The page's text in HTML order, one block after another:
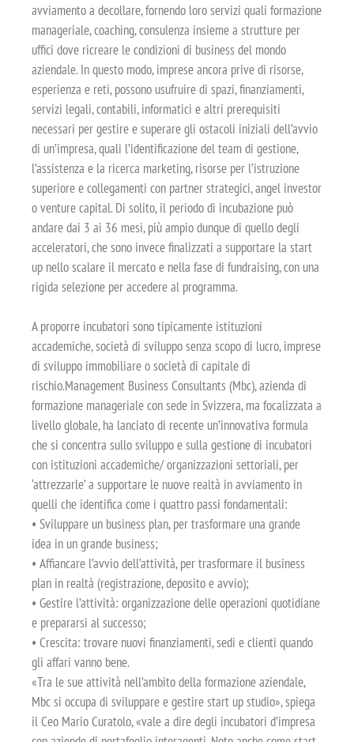
avviamento a decollare, fornendo loro servizi quali formazione
manageriale, coaching, consulenza insieme a strutture per
uffici dove ricreare le condizioni di business del mondo
aziendale. In questo modo, imprese ancora prive di risorse,
esperienza e reti, possono usufruire di spazi, finanziamenti,
servizi legali, contabili, informatici e altri prerequisiti
necessari per gestire e superare gli ostacoli iniziali dell’avvio
di un’impresa, quali l’identificazione del team di gestione,
l’assistenza e la ricerca marketing, risorse per l’istruzione
superiore e collegamenti con partner strategici, angel investor
o venture capital. Di solito, il periodo di incubazione può
andare dai 3 ai 36 mesi, più ampio dunque di quello degli
acceleratori, che sono invece finalizzati a supportare la start
up nello scalare il mercato e nella fase di fundraising, con una
rigida selezione per accedere al programma.
A proporre incubatori sono tipicamente istituzioni
accademiche, società di sviluppo senza scopo di lucro, imprese
di sviluppo immobiliare o società di capitale di
rischio.Management Business Consultants (Mbc), azienda di
formazione manageriale con sede in Svizzera, ma focalizzata a
livello globale, ha lanciato di recente un’innovativa formula
che si concentra sullo sviluppo e sulla gestione di incubatori
con istituzioni accademiche/ organizzazioni settoriali, per
‘attrezzarle’ a supportare le nuove realtà in avviamento in
quelli che identifica come i quattro passi fondamentali:
• Sviluppare un business plan, per trasformare una grande
idea in un grande business;
• Affiancare l’avvio dell’attività, per trasformare il business
plan in realtà (registrazione, deposito e avvio);
• Gestire l’attività: organizzazione delle operazioni quotidiane
e prepararsi al successo;
• Crescita: trovare nuovi finanziamenti, sedi e clienti quando
gli affari vanno bene.
«Tra le sue attività nell’ambito della formazione aziendale,
Mbc si occupa di sviluppare e gestire start up studio», spiega
il Ceo Mario Curatolo, «vale a dire degli incubatori d’impresa